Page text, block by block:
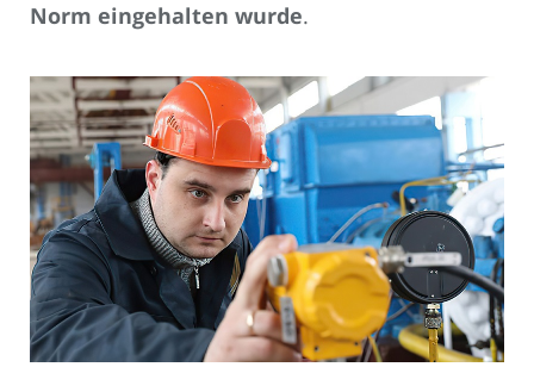
Norm eingehalten wurde.